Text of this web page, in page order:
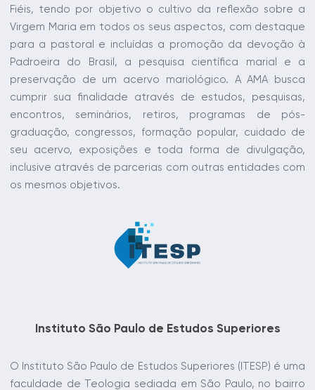
Fiéis, tendo por objetivo o cultivo da reflexão sobre a
Virgem Maria em todos os seus aspectos, com destaque
para a pastoral e incluídas a promoção da devoção à
Padroeira do Brasil, a pesquisa científica marial e a
preservação de um acervo mariológico. A AMA busca
cumprir sua finalidade através de estudos, pesquisas,
encontros, seminários, retiros, programas de pós-
graduação, congressos, formação popular, cuidado de
seu acervo, exposições e toda forma de divulgação,
inclusive através de parcerias com outras entidades com
os mesmos objetivos.
Instituto São Paulo de Estudos Superiores
O Instituto São Paulo de Estudos Superiores (ITESP) é uma
faculdade de Teologia sediada em São Paulo, no bairro